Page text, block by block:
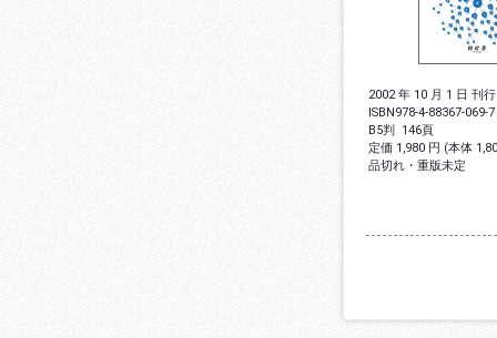
2002 年 10 月 1 日 刊行
ISBN978-4-88367-069-7
B5判 146頁
定価 1,980 円 (本体
品切れ・重版未定